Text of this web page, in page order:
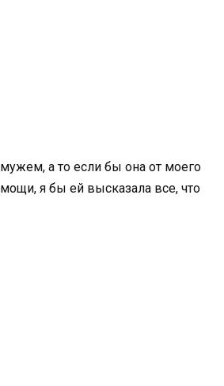
а то если бы она от моего
я бы ей высказала все, что